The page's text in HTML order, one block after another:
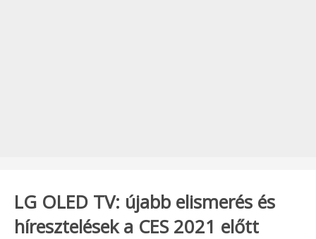
LG OLED TV: újabb elismerés és
híresztelések a CES 2021 előtt